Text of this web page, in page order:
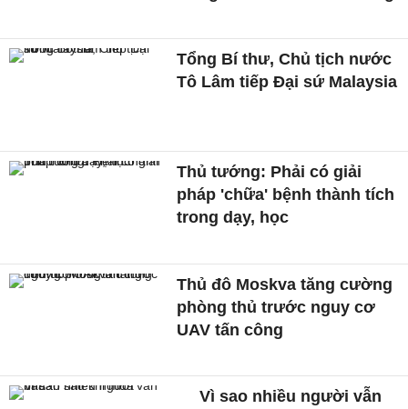
Tổng Bí thư, Chủ tịch nước
Tô Lâm tiếp Đại sứ Malaysia
Thủ tướng: Phải có giải
pháp 'chữa' bệnh thành tích
trong dạy, học
Thủ đô Moskva tăng cường
phòng thủ trước nguy cơ
UAV tấn công
Vì sao nhiều người vẫn